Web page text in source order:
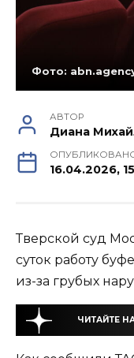
Фото:
АВТОР
Диана
16.04.2026,
Тверской суд
суток работу
из-за грубых
ЧИТАЙТЕ